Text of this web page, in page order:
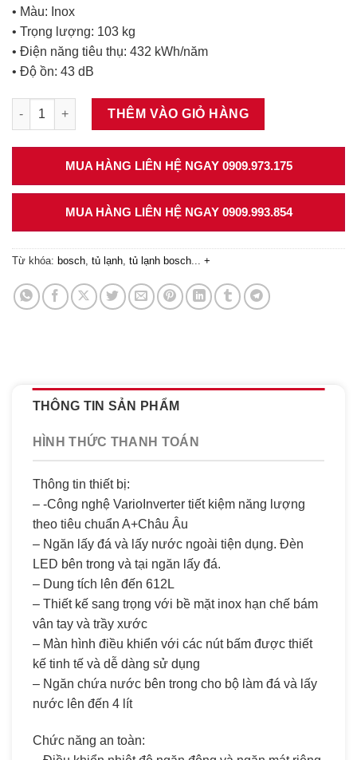
• Màu: Inox
• Trọng lượng: 103 kg
• Điện năng tiêu thụ: 432 kWh/năm
• Độ ồn: 43 dB
Tủ lạnh Side By Side Bosch 2 cánh KAI90VI20G Series 6 số
THÊM VÀO GIỎ HÀNG
MUA HÀNG LIÊN HỆ NGAY 0909.973.175
MUA HÀNG LIÊN HỆ NGAY 0909.993.854
Từ khóa: bosch tủ lạnh tủ lạnh bosch +
THÔNG TIN SẢN PHẨM
HÌNH THỨC THANH TOÁN
Thông tin thiết bị:
– -Công nghệ VarioInverter tiết kiệm năng lượng
theo tiêu chuẩn A+Châu Âu
– Ngăn lấy đá và lấy nước ngoài tiện dụng. Đèn
LED bên trong và tại ngăn lấy đá.
– Dung tích lên đến 612L
– Thiết kế sang trọng với bề mặt inox hạn chế bám
vân tay và trầy xước
– Màn hình điều khiển với các nút bấm được thiết
kế tinh tế và dễ dàng sử dụng
– Ngăn chứa nước bên trong cho bộ làm đá và lấy
nước lên đến 4 lít
Chức năng an toàn: